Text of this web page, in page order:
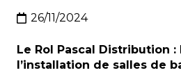
26/11/2024
Le Rol Pascal Distribution :
l’installation de salles de